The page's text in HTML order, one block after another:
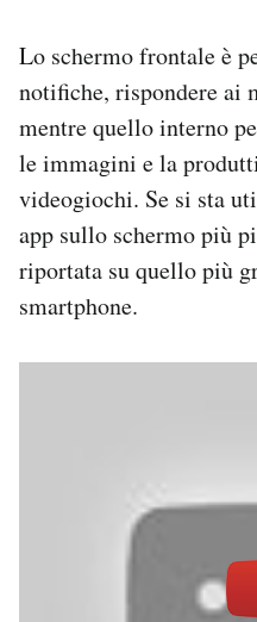
Lo schermo frontale è
notifiche, rispondere ai
mentre quello interno
le immagini e la
videogiochi. Se si sta
app sullo schermo più
riportata su quello più
smartphone.